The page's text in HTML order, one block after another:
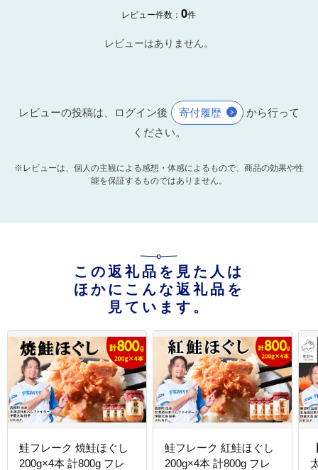
レビュー件数：0件
レビューはありません。
レビューの投稿は、ログイン後 寄付履歴
から行って
ください。
※レビューは、個人の主観による感想・体感によるもので、商品の効果や性
能を保証するものではありません。
この返礼品を見た人は
ほかにこんな返礼品を
見ています。
鮭フレーク 焼鮭ほぐし
200g×4本 計800g フレ
鮭フレーク 紅鮭ほぐし
200g×4本 計800g フレ